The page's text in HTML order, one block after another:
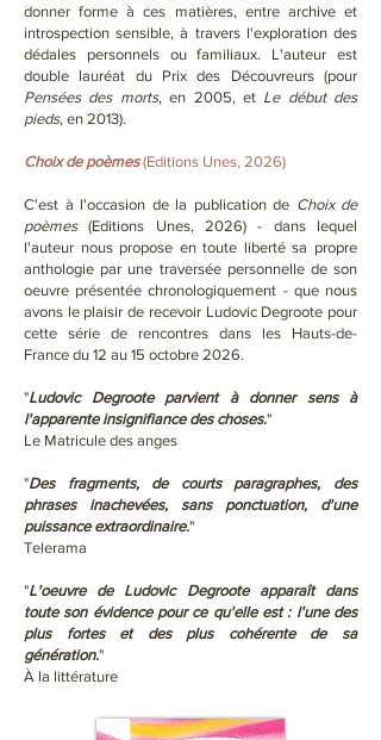
donner forme à ces matières, entre archive et
introspection sensible, à travers l'exploration des
dédales personnels ou familiaux. L'auteur est
double lauréat du Prix des Découvreurs (pour
Pensées des morts, en 2005, et Le début des
pieds, en 2013).
Choix de poèmes (Editions Unes, 2026)​
C'est à l'occasion de la publication de Choix de
poèmes(Editions Unes, 2026) - dans lequel
l'auteur nous propose en toute liberté sa propre
anthologie par une traversée personnelle de son
oeuvre présentée chronologiquement - que nous
avons le plaisir de recevoir Ludovic Degroote pour
cette série de rencontres dans les Hauts-de-
France du 12 au 15 octobre 2026.
"Ludovic Degroote parvient à donner sens à
l'apparente insignifiance des choses."
Le Matricule des anges
"Des fragments, de courts paragraphes, des
phrases inachevées, sans ponctuation, d'une
puissance extraordinaire."
Telerama
"L'oeuvre de Ludovic Degroote apparaît dans
toute son évidence pour ce qu'elle est : l'une des
plus fortes et des plus cohérente de sa
génération."
À la littérature